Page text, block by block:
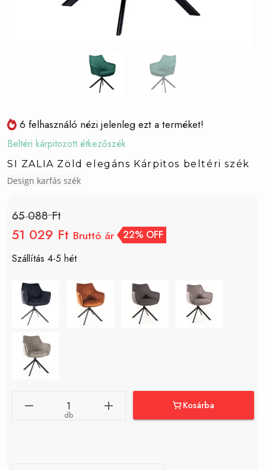
6 felhasználó nézi jelenleg ezt a terméket!
Beltéri kárpitozott étkezőszék
SI ZALIA Zöld elegáns Kárpitos beltéri szék
Design karfás szék
65 088 Ft
51 029 Ft Bruttó ár
22% OFF
Szállítás 4-5 hét
db
Kosárba